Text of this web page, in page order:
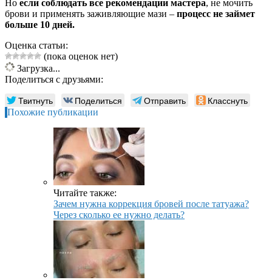
Но если соблюдать все рекомендации мастера, не мочить
брови и применять заживляющие мази – процесс не займет
больше 10 дней.
Оценка статьи:
(пока оценок нет)
Загрузка...
Поделиться с друзьями:
Твитнуть Поделиться Отправить Класснуть
Похожие публикации
Читайте также:
Зачем нужна коррекция бровей после татуажа?
Через сколько ее нужно делать?